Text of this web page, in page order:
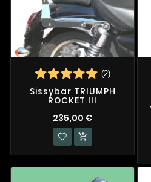
(2)
Sissybar TRIUMPH
ROCKET III
235,00 €
